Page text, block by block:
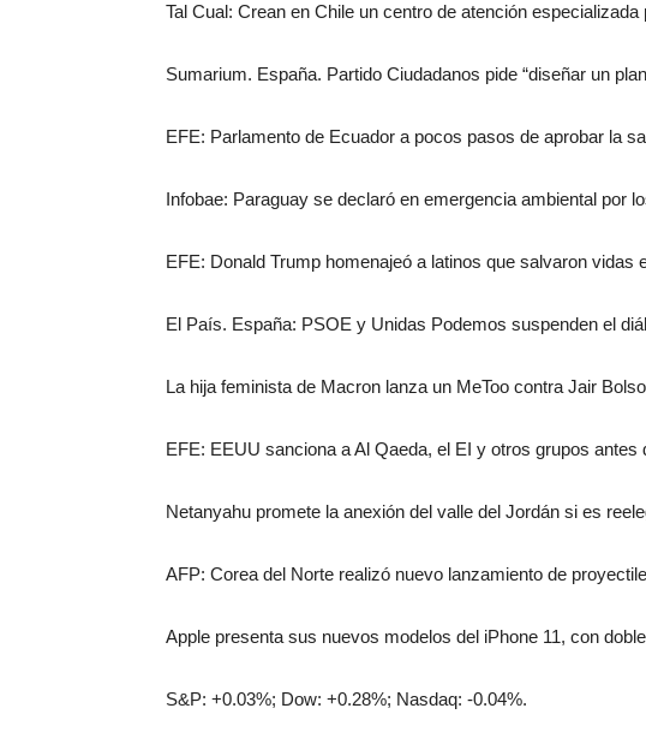
Tal Cual: Crean en Chile un centro de atención
Sumarium. España. Partido Ciudadanos pide “diseñar un
EFE: Parlamento de Ecuador a pocos pasos de aprobar la
Infobae: Paraguay se declaró en emergencia ambiental por
EFE: Donald Trump homenajeó a latinos que salvaron vidas
El País. España: PSOE y Unidas Podemos suspenden el
La hija feminista de Macron lanza un MeToo contra Jair
EFE: EEUU sanciona a Al Qaeda, el EI y otros grupos antes
Netanyahu promete la anexión del valle del Jordán si es
AFP: Corea del Norte realizó nuevo lanzamiento de
Apple presenta sus nuevos modelos del iPhone 11, con
S&P: +0.03%; Dow: +0.28%; Nasdaq: -0.04%.